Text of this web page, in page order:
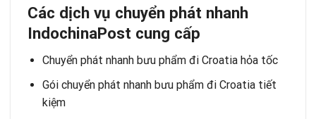
Các dịch vụ chuyển phát nhanh
IndochinaPost cung cấp
Chuyển phát nhanh bưu phẩm đi Croatia hỏa tốc
Gói chuyển phát nhanh bưu phẩm đi Croatia tiết
kiệm